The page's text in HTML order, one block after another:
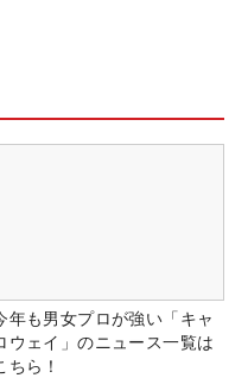
年も男女プロが強い「キャ
ウェイ」のニュース一覧は
ちら！